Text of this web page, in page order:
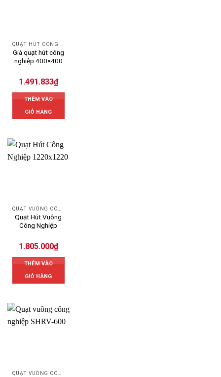
Giá quạt hút công
nghiệp 400×400
1.491.833₫
THÊM VÀO
GIỎ HÀNG
Quạt Hút Vuông
Công Nghiệp
1.805.000₫
THÊM VÀO
GIỎ HÀNG